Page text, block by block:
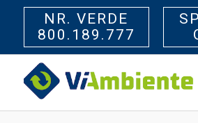
NR. VERDE
800.189.777